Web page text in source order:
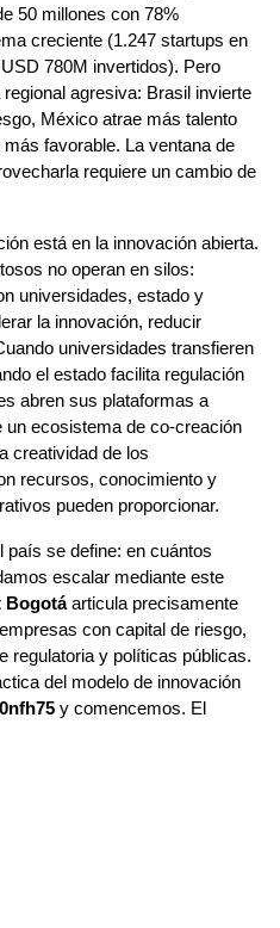
50 millones con 78%
creciente (1.247 startups en
780M invertidos). Pero
agresiva: Brasil invierte
México atrae más talento
favorable. La ventana de
requiere un cambio de
está en la innovación abierta.
no operan en silos:
universidades, estado y
la innovación, reducir
universidades transfieren
el estado facilita regulación
abren sus plataformas a
un ecosistema de co-creación
creatividad de los
recursos, conocimiento y
pueden proporcionar.
país se define: en cuántos
escalar mediante este
Bogotá articula precisamente
con capital de riesgo,
regulatoria y políticas públicas.
del modelo de innovación
y comencemos. El